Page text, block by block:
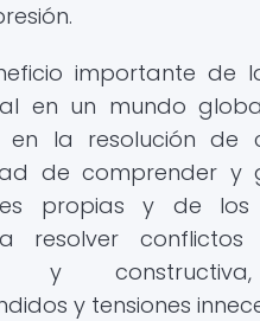
importante de
en un mundo
en la resolución de
de comprender y
propias y de los
resolver conflictos
y
y tensiones